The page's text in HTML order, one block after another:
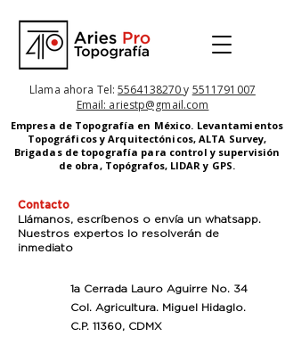
Llama ahora Tel:5564138270y 5511791007
Email: ariestp@gmail.com
Empresa de Topografía en México. Levantamientos
Topográficos y Arquitectónicos, ALTA Survey,
Brigadas de topografía para control y supervisión
de obra, Topógrafos, LIDAR y GPS.
Contacto
Llámanos, escríbenos o envía un whatsapp.
Nuestros expertos lo resolverán de
inmediato
1a Cerrada Lauro Aguirre No. 34
Col. Agricultura. Miguel Hidaglo.
C.P. 11360, CDMX